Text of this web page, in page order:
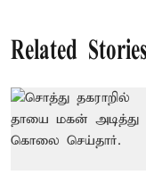
Related